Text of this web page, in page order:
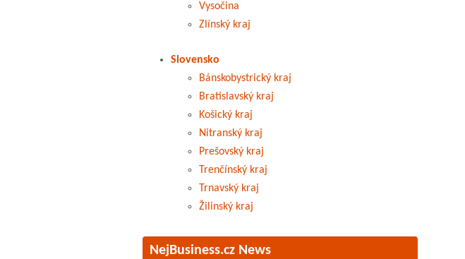
Vysočina
Zlínský kraj
Slovensko
Bánskobystrický kraj
Bratislavský kraj
Košický kraj
Nitranský kraj
Prešovský kraj
Trenčínský kraj
Trnavský kraj
Žilinský kraj
NejBusiness.cz News